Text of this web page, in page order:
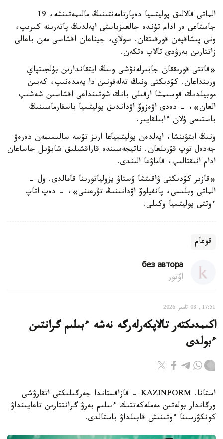
الماتى قالالىق پوليتسيا دەپارتامەنتىنىڭ مالىمەتىنشە، 19
جاستاعى ەر ادام تۇندە جالعىزباستى ايەلدىڭ پاتەرىنە كىرىپ،
ونى پىشاقپەن قورقىتقان. سولاي، جيناعان اقشاسى مەن باعالى
زاتتارىن بەرۋدى تالاپ ەتكەن.
«قاتتى قورىققان جابىرلەنۋشى ونىڭ ايتقاندارىن بۇلجىتپاي
ورىنداعان. كۇدىكتى ونىڭ تەلەفونىن دا يەمدەنىپ، كەيىن
موبيلدىك قوسىمشا ارقىلى بانك شوتىنداعى اقشاسىن شەشىپ
العان»، - دەدى اۋەزوۆ اۋداندىق پوليتسيا باسقارماسىنىڭ
باستىعى ۇلان ءابىلقايىر.
ونىڭ ايتۋىنشا، ايەلدەن پوليتسياعا ارىز تۇسە سالىسىمەن دەرەۋ
جەدەل توپ قۇرىلعان. ناتيجەسىندە قاراقشىلىق شابۋىل جاساعان
ادام انىقتالىپ، قاماۋعا الىندى.
«قازىر كۇدىكتى ۋاقىتشا ۇستاۋ يزولياتورىنا قامالدى. ول -
الماتى وبلىسى، پانفيلوۆ اۋدانىنىڭ تۇرعىنى»، - دەپ اتاپ
ءوتتى پوليتسيا وكىلى.
قوعام
без автора
اۆتور
17:51, 08 تامىز 2026
اكىمدىكتەر تالاپكەرلەرگە نەشە ءبىلىم گرانتىن
ءبولدى
استانا. KAZINFORM - قازاقستاندا جەرگىلىكتى اتقارۋشى
ورگاندار بولەتىن مەملەكەتتىك ءبىلىم بەرۋ گرانتتارىن تاعايىنداۋ
كونكۋرسىنا ءوتىنىش قابىلداۋ باستالدى.